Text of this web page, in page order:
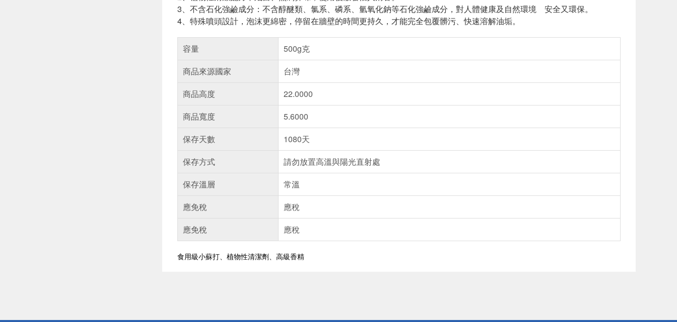
3、不含石化強鹼成分：不含醇醚類、氯系、磷系、氫氧化鈉等石化強鹼成分，對人體健康及自然環境 安全又環保。
4、特殊噴頭設計，泡沫更綿密，停留在牆壁的時間更持久，才能完全包覆髒污、快速溶解油垢。
容量
500g克
商品來源國家
台灣
商品高度
22.0000
商品寬度
5.6000
保存天數
1080天
保存方式
請勿放置高溫與陽光直射處
保存溫層
常溫
應免稅
應稅
應免稅
應稅
食用級小蘇打、植物性清潔劑、高級香精